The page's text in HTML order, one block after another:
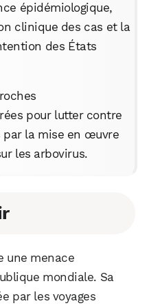
épidémiologique,
clinique des cas et la
des États
pour lutter contre
par la mise en œuvre
les arbovirus.
une menace
mondiale. Sa
par les voyages